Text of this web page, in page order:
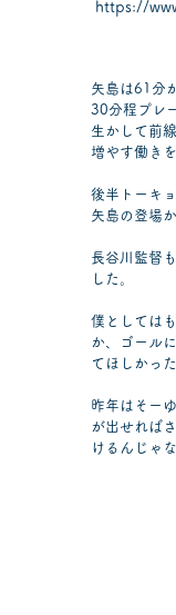
https://
矢島は61分
30分程プレ
生かして前
増やす働き
後半トーキ
矢島の登場
長谷川監督
した。
僕としては
か、ゴール
てほしかっ
昨年はそー
が出せれば
けるんじゃ